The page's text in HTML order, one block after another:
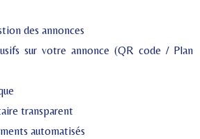
des annonces
sur votre annonce (QR code / Plan
transparent
automatisés